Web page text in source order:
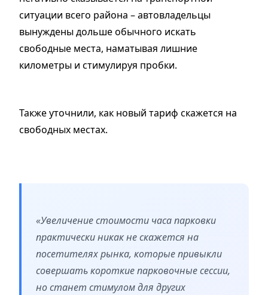
ситуации всего района – автовладельцы
вынуждены дольше обычного искать
свободные места, наматывая лишние
километры и стимулируя пробки.
Также уточнили, как новый тариф скажется на
свободных местах.
«Увеличение стоимости часа парковки
практически никак не скажется на
посетителях рынка, которые привыкли
совершать короткие парковочные сессии,
но станет стимулом для других